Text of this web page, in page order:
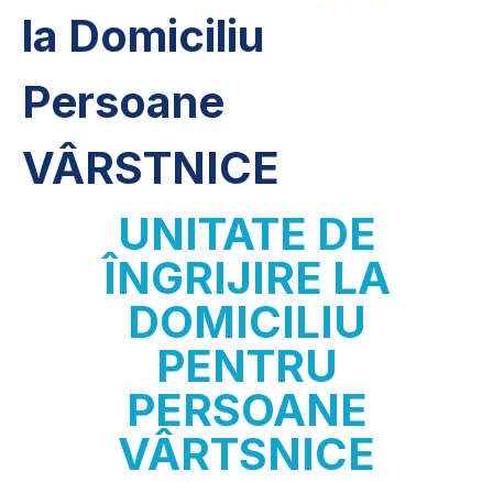
la Domiciliu
Persoane
VÂRSTNICE
UNITATE DE
ÎNGRIJIRE LA
DOMICILIU
PENTRU
PERSOANE
VÂRTSNICE